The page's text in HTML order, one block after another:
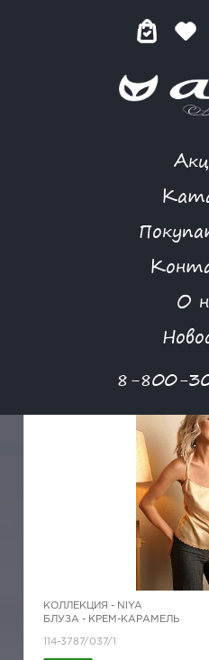
О
8-800-
КОЛЛЕКЦИЯ - NIYA
БЛУЗА - КРЕМ-КАРАМЕЛЬ
114-3787/037/1